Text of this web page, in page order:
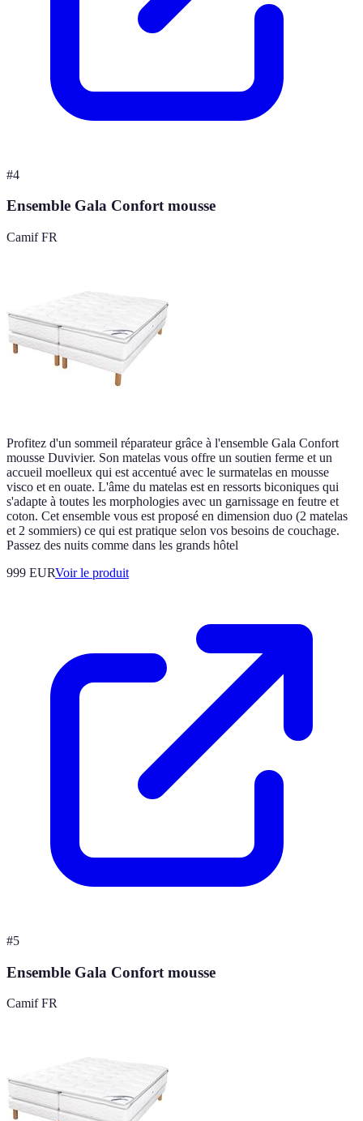
#4
Ensemble Gala Confort mousse
Camif FR
Profitez d'un sommeil réparateur grâce à l'ensemble Gala Confort
mousse Duvivier. Son matelas vous offre un soutien ferme et un
accueil moelleux qui est accentué avec le surmatelas en mousse
visco et en ouate. L'âme du matelas est en ressorts biconiques qui
s'adapte à toutes les morphologies avec un garnissage en feutre et
coton. Cet ensemble vous est proposé en dimension duo (2 matelas
et 2 sommiers) ce qui est pratique selon vos besoins de couchage.
Passez des nuits comme dans les grands hôtel
999 EURVoir le produit
#5
Ensemble Gala Confort mousse
Camif FR